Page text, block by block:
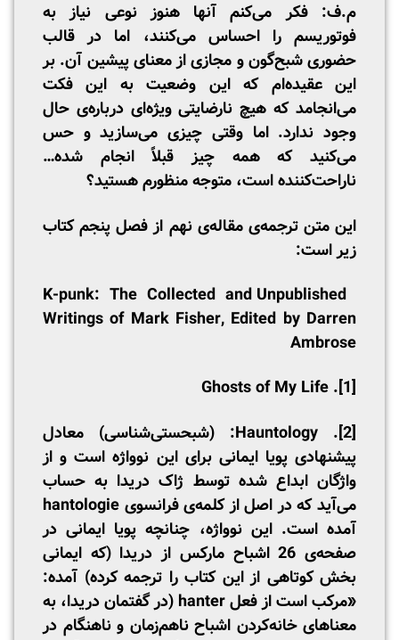
م.ف: فکر می‌کنم آنها هنوز نوعی نیاز به
فوتوریسم را احساس می‌کنند، اما در قالب
حضوری شبح‌گون و مجازی از معنای پیشین آن. بر
این عقیده‌ام که این وضعیت به این فکت
می‌انجامد که هیچ نارضایتی ویژه‌ای درباره‌ی حال
وجود ندارد. اما وقتی چیزی می‌سازید و حس
می‌کنید که همه‌ چیز قبلاً انجام شده…
ناراحت‌کننده‌ است، متوجه منظورم هستید؟
این متن ترجمه‌ی مقاله‌ی نهم از فصل پنجم کتاب
زیر است:
K-punk: The Collected and Unpublished
Writings of Mark Fisher, Edited by Darren
Ambrose
[1]
. Ghosts of My Life
[2]
. Hauntology: (شبحستی‌شناسی) معادل
پیشنهادی پویا ایمانی برای این نوواژه است و از
واژگان ابداع شده توسط ژاک دریدا به حساب
می‌آید که در اصل از کلمه‌ی فرانسوی hantologie
آمده است. این نوواژه، چنانچه پویا ایمانی در
صفحه‌ی 26 اشباح مارکس از دریدا (که ایمانی
بخش کوتاهی از این کتاب را ترجمه کرده) آمده:
«مرکب است از فعل hanter (در گفتمان دریدا، به
معناهای خانه‌کردن اشباح ناهم‌زمان و ناهنگام در